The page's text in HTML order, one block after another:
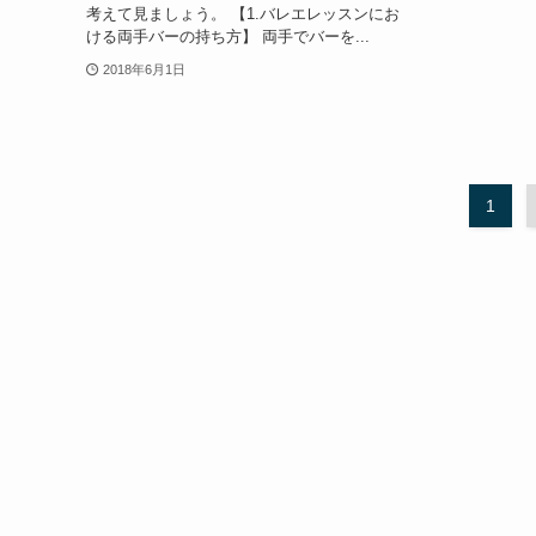
考えて見ましょう。 【1.バレエレッスンにお
ける両手バーの持ち方】 両手でバーを...
2018年6月1日
1